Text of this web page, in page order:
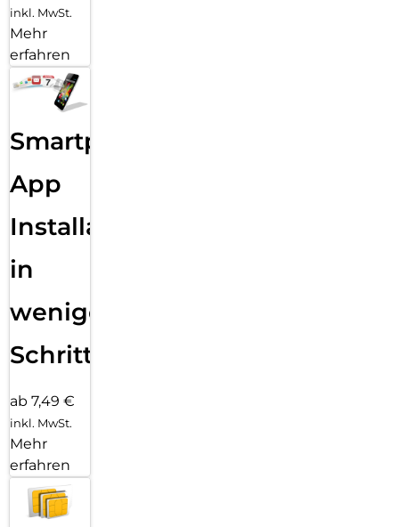
inkl. MwSt.
Mehr
erfahren
Smartphone
App
Installation
in
wenigen
Schritten
ab 7,49 €
inkl. MwSt.
Mehr
erfahren